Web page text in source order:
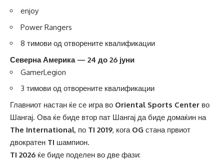
enjoy
Power Rangers
8 тимови од отворените квалификации
Северна Америка — 24 до 26 јуни
GamerLegion
3 тимови од отворените квалификации
Главниот настан ќе се игра во Oriental Sports Center во
Шангај. Ова ќе биде втор пат Шангај да биде домаќин на
The International, по TI 2019, кога OG стана првиот
двократен TI шампион.
TI 2026 ќе биде поделен во две фази: